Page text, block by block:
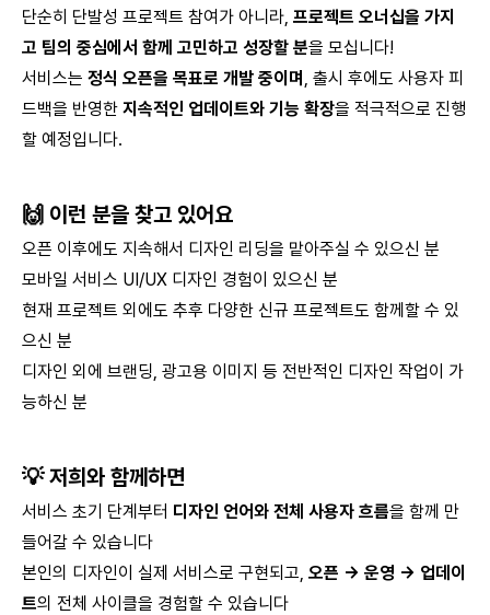
단순히 단발성 프로젝트 참여가 아니라, 프로젝트 오너십을 가지
고 팀의 중심에서 함께 고민하고 성장할 분을 모십니다!
서비스는 정식 오픈을 목표로 개발 중이며 , 출시 후에도 사용자 피
드백을 반영한 지속적인 업데이트와 기능 확장을 적극적으로 진행
할 예정입니다.
🙌 이런 분을 찾고 있어요
오픈 이후에도 지속해서 디자인 리딩을 맡아주실 수 있으신 분
모바일 서비스 UI/UX 디자인 경험이 있으신 분
현재 프로젝트 외에도 추후 다양한 신규 프로젝트도 함께할 수 있
으신 분
디자인 외에 브랜딩, 광고용 이미지 등 전반적인 디자인 작업이 가
능하신 분
💡 저희와 함께하면
서비스 초기 단계부터 디자인 언어와 전체 사용자 흐름을 함께 만
들어갈 수 있습니다
본인의 디자인이 실제 서비스로 구현되고, 오픈 → 운영 → 업데이
트의 전체 사이클을 경험할 수 있습니다